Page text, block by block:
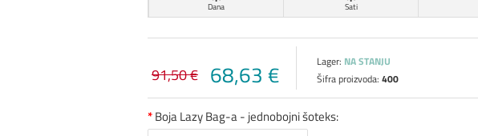
Dana Sati
68,63 €
91,50 €
Lager: NA STANJU
Šifra proizvoda: 400
Boja Lazy Bag-a - jednobojni šoteks: